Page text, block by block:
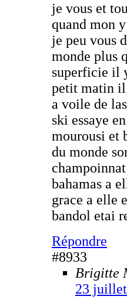
je vous et
quand mon
je peu vous
monde plus
superficie il
petit matin il
a voile de
ski essaye
mourousi et
du monde
bahamas a
grace a elle
bandol etai
Répondre
#8933
Brigitte
23